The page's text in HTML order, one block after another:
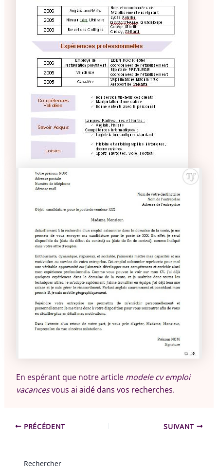
En espérant que notre article modele cv emploi
vacancesvous ai aidé dans vos recherches.
PRÉCÉDENT SUIVANT
Rechercher